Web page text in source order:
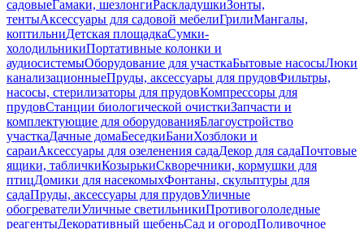
садовыеГамаки, шезлонгиРаскладушкиЗонты,
тентыАксессуары для садовой мебелиГрилиМангалы,
коптильниДетская площадкаСумки-
холодильникиПортативные колонки и
аудиосистемыОборудование для участкаБытовые насосыЛюки
канализационныеПруды, аксессуары для прудовФильтры,
насосы, стерилизаторы для прудовКомпрессоры для
прудовСтанции биологической очисткиЗапчасти и
комплектующие для оборудованияБлагоустройство
участкаДачные домаБеседкиБаниХозблоки и
сараиАксессуары для озеленения садаДекор для садаПочтовые
ящики, табличкиКозырькиСкворечники, кормушки для
птицДомики для насекомыхФонтаны, скульптуры для
садаПруды, аксессуары для прудовУличные
обогревателиУличные светильникиПротивогололедные
реагентыДекоративный щебеньСад и огородПоливочное